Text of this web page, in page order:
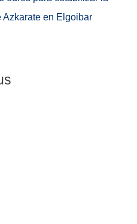
Azkarate en Elgoibar